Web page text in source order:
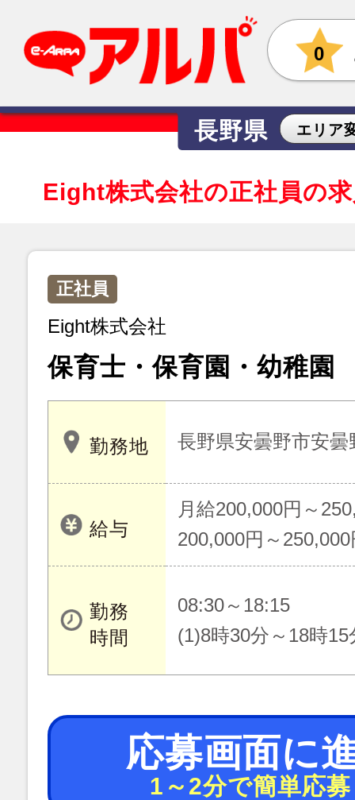
0
長野県 エリア
Eight株式会社の正社員の
正社員
Eight株式会社
保育士・保育園・幼稚園
勤務地 長野県安曇野市安曇
給与
月給200,000円～
200,000円～250,000
勤務
時間
08:30～18:15
(1)8時30分～18時15
応募画面に
1～2分で簡単応